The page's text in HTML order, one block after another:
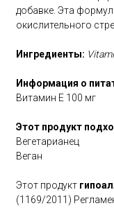
добавке. Эта
окислительного
Ингредиенты:
Информация о
Витамин Е 100 мг
Этот продукт
Вегетарианец
Веган
Этот продукт
(1169/2011)